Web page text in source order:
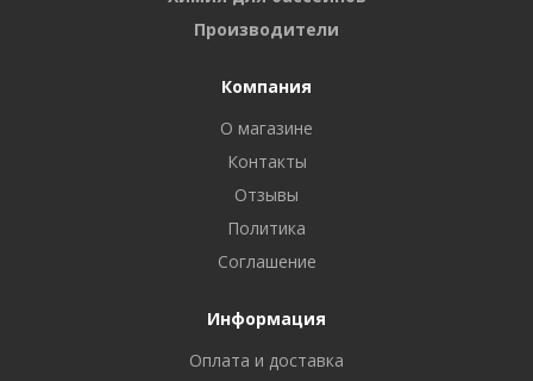
Производители
Компания
О магазине
Контакты
Отзывы
Политика
Соглашение
Информация
Оплата и доставка